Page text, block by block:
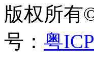
版权所有
号： 粤